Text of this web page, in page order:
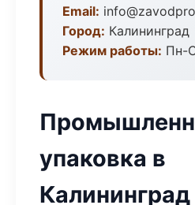
Email:
Город: Калининград
Режим работы: Пн-
упаковка в
Калининград